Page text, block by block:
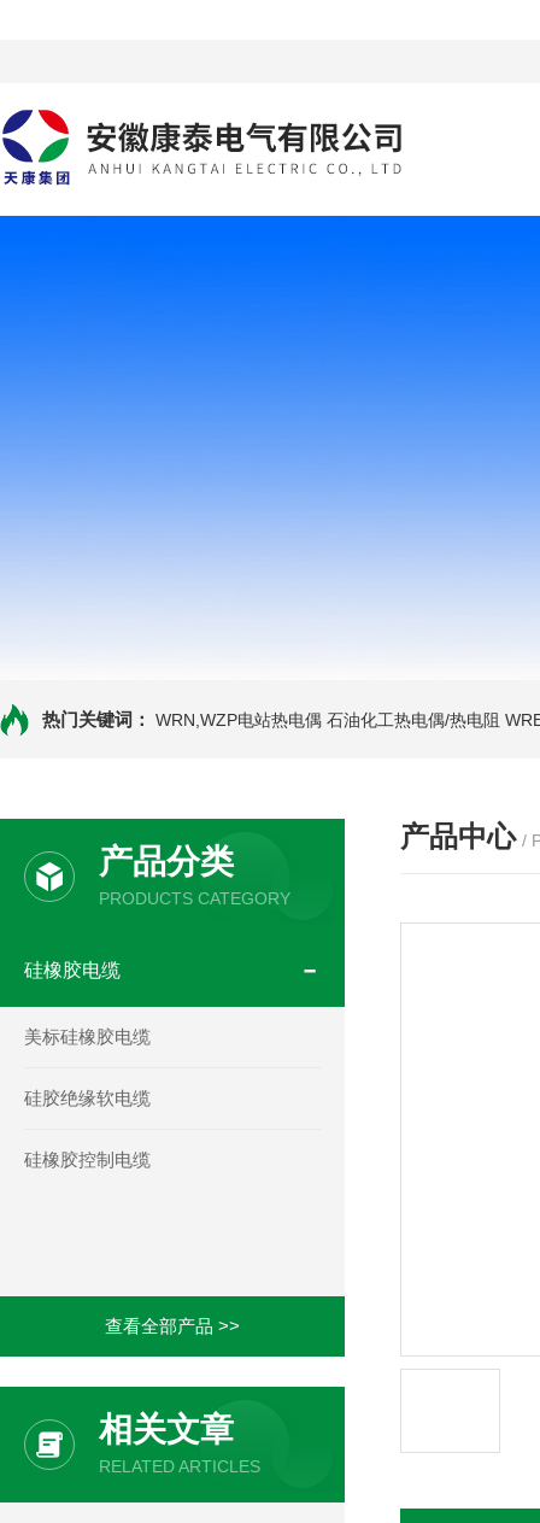
热门关键词： WRN,WZP电站热电偶 石油化工热电偶/热电阻
产品分类
PRODUCTS CATEGORY
硅橡胶电缆
美标硅橡胶电缆
硅胶绝缘软电缆
硅橡胶控制电缆
查看全部产品 >>
相关文章
RELATED ARTICLES
产品中心 /